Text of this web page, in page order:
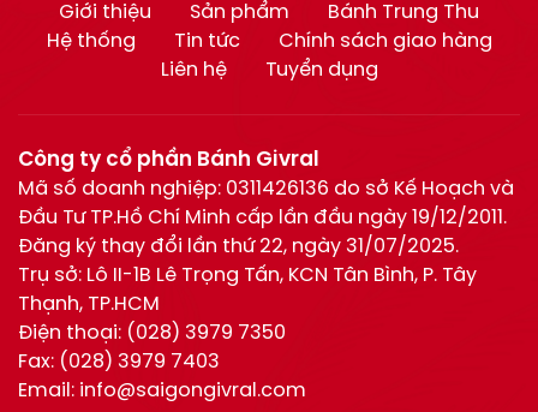
Giới thiệu Sản phẩm
Bánh Trung Thu
Hệ thống
Tin tức
Chính sách giao hàng
Liên hệ
Tuyển dụng
Công ty cổ phần Bánh Givral
Mã số doanh nghiệp: 0311426136 do sở Kế Hoạch và
Đầu Tư TP.Hồ Chí Minh cấp lần đầu ngày 19/12/2011.
Đăng ký thay đổi lần thứ 22, ngày 31/07/2025.
Trụ sở: Lô II-1B Lê Trọng Tấn, KCN Tân Bình, P. Tây
Thạnh, TP.HCM
Điện thoại: (028) 3979 7350
Fax: (028) 3979 7403
Email: info@saigongivral.com